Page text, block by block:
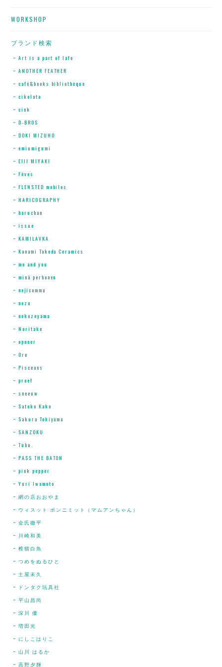
WORKSHOP
ブランド検索
Art is a part of lafe
ANOTHER FEATHER
café&books bibliothèque
cikolata
cink
D-BROS
DOKI MIZUHO
emiumigumi
EIJI MIYAKI
Fèves
FLENSTED mobiles
HARICOGRAPHY
haruchan
issue
KAMILAVKA
Kanami Takeda Ceramics
me and you
minä perhonen
nejicommu
nezu
nekozeyama
Noritake
opnner
Ore
Pisceans
proef
sneeuw
Satoko Kako
Sakura Tokiyama
SANZOKU
Tubu.
PASS THE BATON
pink pepper
Yuri Iwamoto
網の店おおやま
ウィスット ポンニミット（マムアンちゃん）
金氏徹平
川崎和美
椎猫白魚
つめをぬるひと
土屋未久
ドンタク玩具社
平山昌尚
深川 優
増田光
にしこはりこ
山川 はるか
高野夕輝